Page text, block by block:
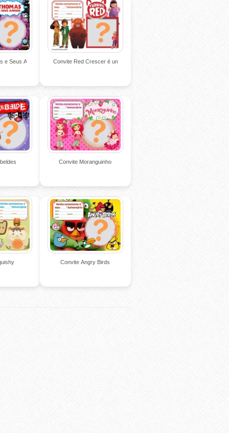
e Seus Amigos Convite Red Crescer é uma Fera
Convite Moranguinho
Convite Angry Birds